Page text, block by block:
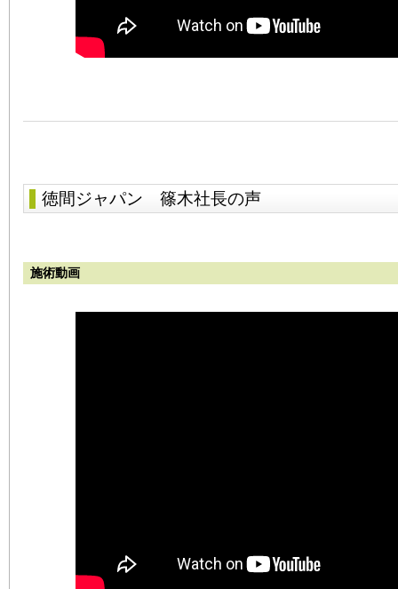
徳間ジャパン 篠木社長の声
施術動画